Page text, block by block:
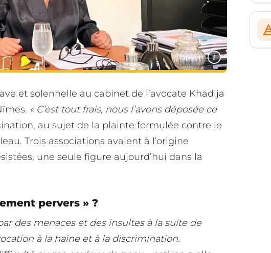
i
et solennelle au cabinet de l’avocate Khadija
« C’est tout frais, nous l’avons déposée ce
au sujet de la plainte formulée contre le
Trois associations avaient à l’origine
une seule figure aujourd’hui dans la
pervers » ?
des menaces et des insultes à la suite de
à la haine et à la discrimination.